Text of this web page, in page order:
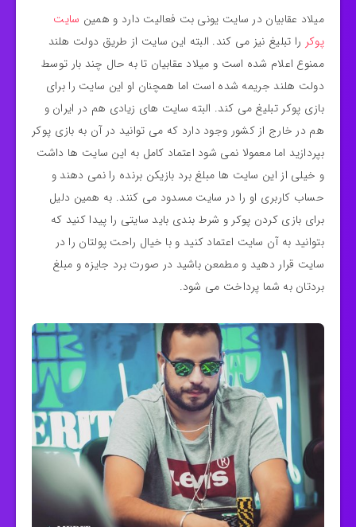
میلاد عقابیان در سایت یونی بت فعالیت دارد و همین سایت
پوکر را تبلیغ نیز می کند. البته این سایت از طریق دولت هلند
ممنوع اعلام شده است و میلاد عقابیان تا به حال چند بار توسط
دولت هلند جریمه شده است اما همچنان او این سایت را برای
بازی پوکر تبلیغ می کند. البته سایت های زیادی هم در ایران و
هم در خارج از کشور وجود دارد که می توانید در آن به بازی پوکر
بپردازید اما معمولا نمی شود اعتماد کامل به این سایت ها داشت
و خیلی از این سایت ها مبلغ برد بازیکن برنده را نمی دهند و
حساب کاربری او را در سایت مسدود می کنند. به همین دلیل
برای بازی کردن پوکر و شرط بندی باید سایتی را پیدا کنید که
بتوانید به آن سایت اعتماد کنید و با خیال راحت پولتان را در
سایت قرار دهید و مطمعن باشید در صورت برد جایزه و مبلغ
بردتان به شما پرداخت می شود.